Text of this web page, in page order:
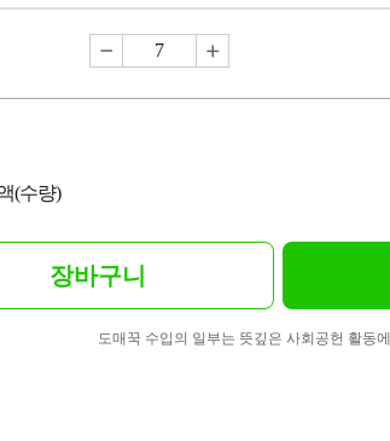
(수량)
장바구니
도매꾹 수입의 일부는 뜻깊은 사회공헌 활동